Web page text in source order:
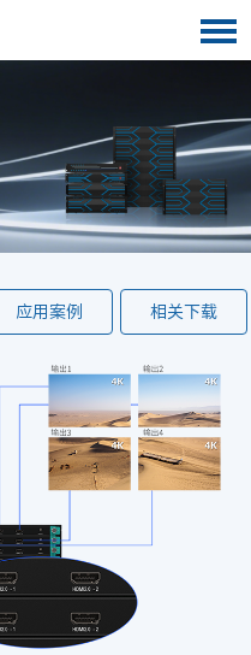
应用案例 相关下载